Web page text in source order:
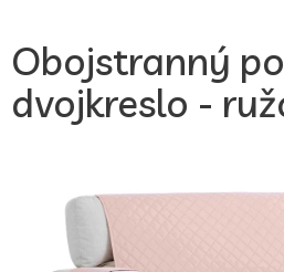
Obojstranný
dvojkreslo -